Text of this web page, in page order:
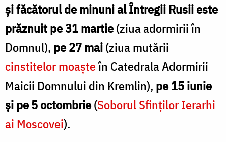
și făcătorul de minuni al Întregii Rusii este
prăznuit pe 31 martie(ziua adormirii în
Domnul), pe 27 mai(ziua mutării
cinstitelor moașteîn Catedrala Adormirii
Maicii Domnului din Kremlin), pe 15 iunie
și pe 5 octombrie(Soborul Sfinților Ierarhi
ai Moscovei).